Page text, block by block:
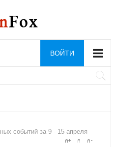
ВОЙТИ
событий за 9 - 15 апреля